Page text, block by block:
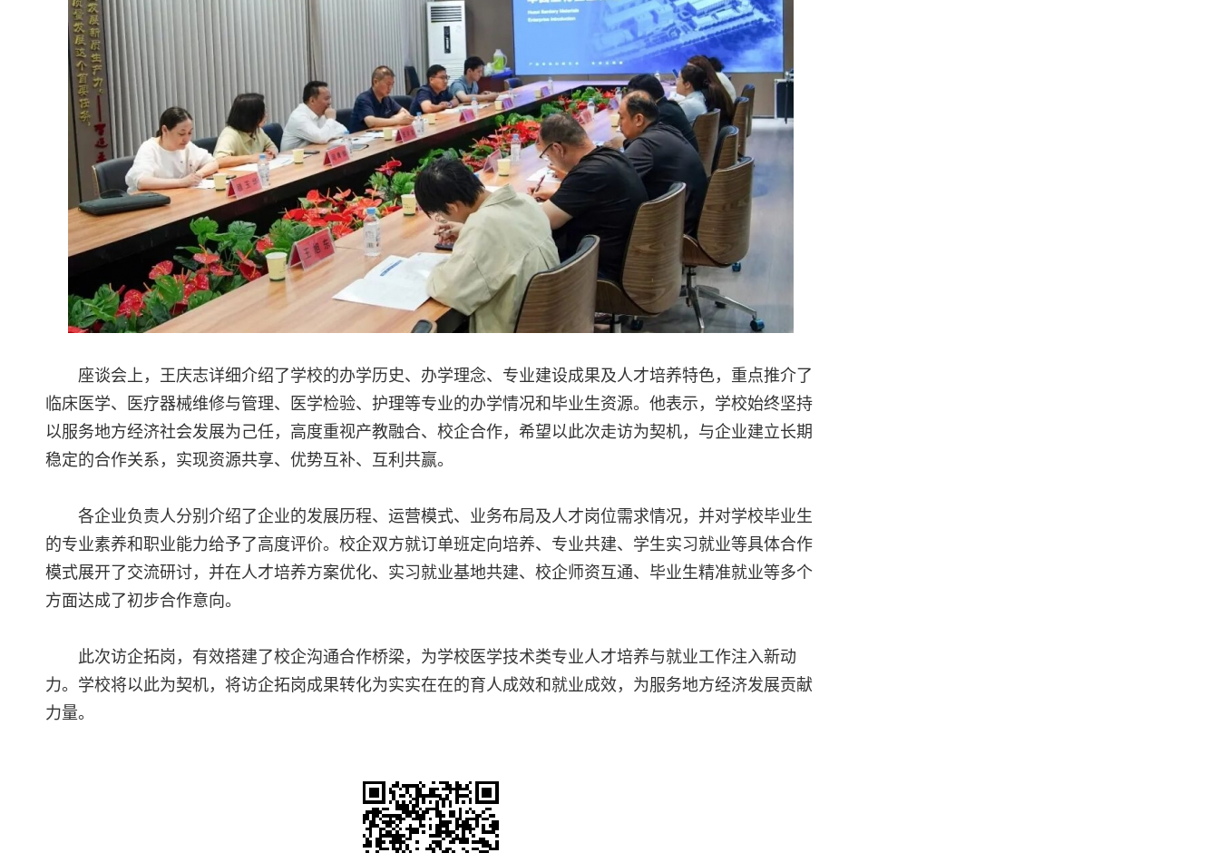
座谈会上，王庆志详细介绍了学校的办学历史、办学理念、专业建设成果及人才培养特色，重点推介了
临床医学、医疗器械维修与管理、医学检验、护理等专业的办学情况和毕业生资源。他表示，学校始终坚持
以服务地方经济社会发展为己任，高度重视产教融合、校企合作，希望以此次走访为契机，与企业建立长期
稳定的合作关系，实现资源共享、优势互补、互利共赢。
各企业负责人分别介绍了企业的发展历程、运营模式、业务布局及人才岗位需求情况，并对学校毕业生
的专业素养和职业能力给予了高度评价。校企双方就订单班定向培养、专业共建、学生实习就业等具体合作
模式展开了交流研讨，并在人才培养方案优化、实习就业基地共建、校企师资互通、毕业生精准就业等多个
方面达成了初步合作意向。
此次访企拓岗，有效搭建了校企沟通合作桥梁，为学校医学技术类专业人才培养与就业工作注入新动
力。学校将以此为契机，将访企拓岗成果转化为实实在在的育人成效和就业成效，为服务地方经济发展贡献
力量。